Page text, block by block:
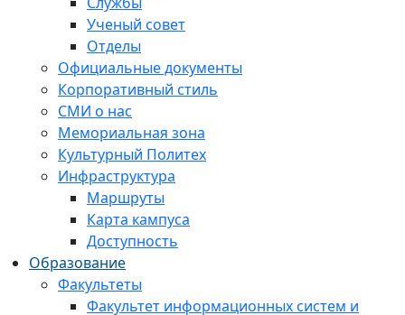
Ученый совет
Отделы
Официальные документы
Корпоративный стиль
СМИ о нас
Мемориальная зона
Культурный Политех
Инфраструктура
Маршруты
Карта кампуса
Доступность
Образование
Факультеты
Факультет информационных систем и